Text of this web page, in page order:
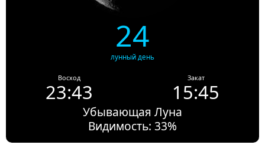
24
лунный день
Восход
23:43
Закат
15:45
Убывающая Луна
Видимость: 33%